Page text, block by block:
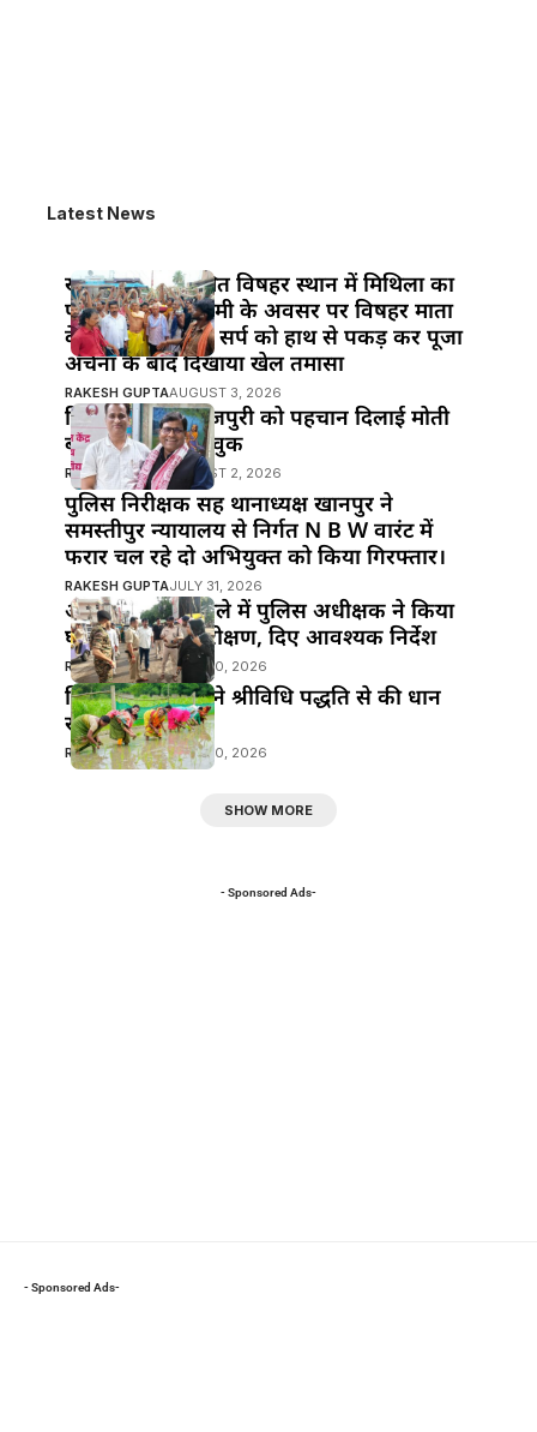
Latest News
खानपुर बाजार स्थित विषहर स्थान में मिथिला का
पावन पर्व नाग पंचमी के अवसर पर विषहर माता
के पुजारी ने विषैले सर्प को हाथ से पकड़ कर पूजा
अर्चना के बाद दिखाया खेल तमासा
RAKESH GUPTAAUGUST 3, 2026
हिंदी सिनेमा में भोजपुरी को पहचान दिलाई मोती
बीए ने : मनोज भावुक
RAKESH GUPTAAUGUST 2, 2026
पुलिस निरीक्षक सह थानाध्यक्ष खानपुर ने
समस्तीपुर न्यायालय से निर्गत N B W वारंट में
फरार चल रहे दो अभियुक्त को किया गिरफ्तार।
RAKESH GUPTAJULY 31, 2026
आभूषण चोरी मामले में पुलिस अधीक्षक ने किया
घटना स्थल का निरीक्षण, दिए आवश्यक निर्देश
RAKESH GUPTAJULY 30, 2026
जिला पदाधिकारी ने श्रीविधि पद्धति से की धान
रोपनी
RAKESH GUPTAJULY 30, 2026
SHOW MORE
- Sponsored Ads-
- Sponsored Ads-